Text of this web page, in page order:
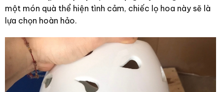
một món quà thể hiện tình cảm, chiếc lọ hoa này sẽ là
lựa chọn hoàn hảo.